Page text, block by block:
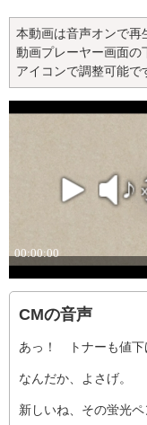
本動画は音声オンで再
動画プレーヤー画面の
アイコンで調整可能で
CMの音声
あっ！ トナーも値下
なんだか、よさげ。
新しいね、その蛍光ペ